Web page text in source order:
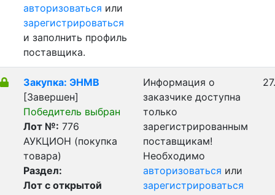
авторизоваться или
зарегистрироваться
и заполнить профиль
поставщика.
Закупка: ЭНМВ
[Завершен]
Победитель выбран
Лот №: 776
АУКЦИОН (покупка
товара)
Раздел:
Лот с открытой
Информация о
заказчике доступна
только
зарегистрированным
поставщикам!
Необходимо
авторизоваться или
зарегистрироваться